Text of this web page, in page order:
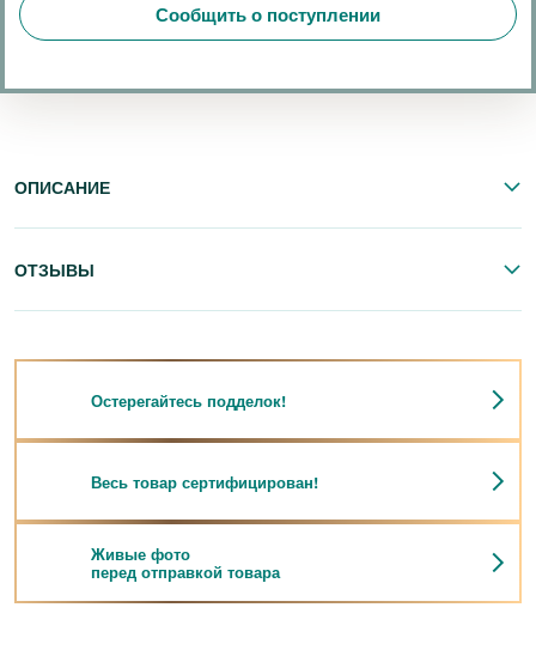
Сообщить о поступлении
ОПИСАНИЕ
ОТЗЫВЫ
Остерегайтесь подделок!
Весь товар сертифицирован!
Живые фото
перед отправкой товара